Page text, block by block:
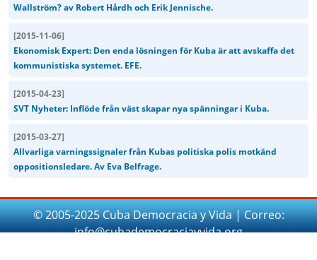
Wallström? av Robert Hårdh och Erik Jennische.
[2015-11-06]
Ekonomisk Expert: Den enda lösningen för Kuba är att avskaffa det
kommunistiska systemet. EFE.
[2015-04-23]
SVT Nyheter: Inflöde från väst skapar nya spänningar i Kuba.
[2015-03-27]
Allvarliga varningssignaler från Kubas politiska polis motkänd
oppositionsledare. Av Eva Belfrage.
© 2005-2025 Cuba Democracia y Vida | Correo:
info@cubademocraciayvida.org